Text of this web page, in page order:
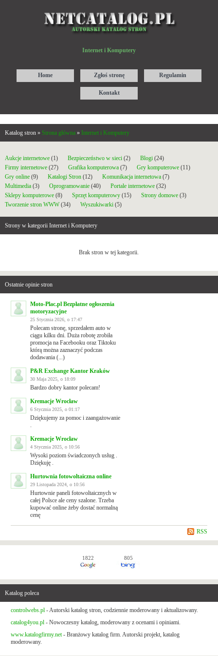
Internet i Komputery
Home Zgłoś stronę Regulamin
Kontakt
Katalog stron » Strona główna » Internet i Komputery
Aukcje internetowe (1) Bezpieczeństwo w sieci (2) Blogi (24)
Firmy internetowe (27) Grafika komputerowa (7) Gry komputerowe (11)
Gry online (9) Katalogi Stron (12) Komunikacja internetowa (7)
Multimedia (3) Oprogramowanie (40) Portale internetowe (32)
Sklepy komputerowe (8) Sprzęt komputerowy (15) Strony domowe (3)
Tworzenie stron WWW(34) Wyszukiwarki (5)
Strony w kategorii Internet i Komputery
Brak stron w tej kategorii.
Ostatnie opinie stron
Moto-Plac.pl Bezpłatne ogłoszenia
motoryzacyjne
25 Stycznia 2026, o 17:47
Polecam stronę, sprzedałem auto w
ciągu kilku dni. Duża robotę zrobiła
promocja na Facebooku oraz Tiktoku
którą można zaznaczyć podczas
dodawania (...)
P&R Exchange Kantor Kraków
30 Maja 2025, o 18:09
Bardzo dobry kantor polecam!
Kremacje Wrocław
6 Stycznia 2025, o 01:17
Dziękujemy za pomoc i zaangażowanie
Kremacje Wrocław
4 Stycznia 2025, o 10:56
Wysoki poziom świadczonych usług .
Dziękuję .
Hurtownia fotowoltaiczna online
29 Listopada 2024, o 10:56
Hurtownie paneli fotowoltaicznych w
całej Polsce ale ceny szalone. Trzeba
kupować online żeby dostać normalną
cenę
RSS
1822 805
Katalog poleca
controlwebs.pl - Autorski katalog stron, codziennie moderowany i aktualizowany.
catalog4you.pl - Nowoczesny katalog, moderowany z ocenami i opiniami.
www.katalogfirmy.net - Branżowy katalog firm. Autorski projekt, katalog
moderowany.